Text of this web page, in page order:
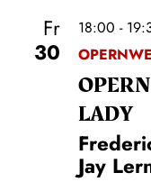
Fr
30
18:00 -
LADY
Jay